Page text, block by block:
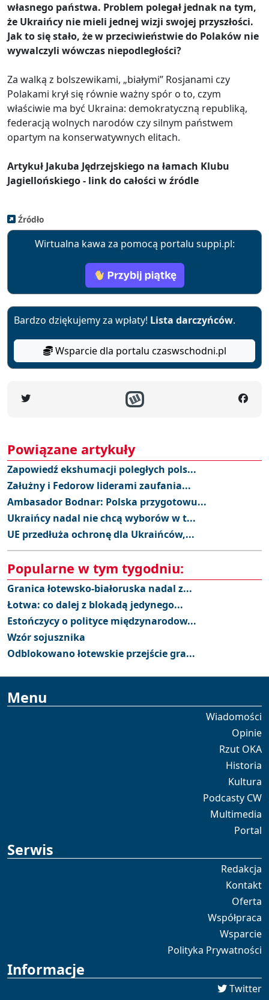
własnego państwa. Problem polegał jednak na tym,
że Ukraińcy nie mieli jednej wizji swojej przyszłości.
Jak to się stało, że w przeciwieństwie do Polaków nie
wywalczyli wówczas niepodległości?
Za walką z bolszewikami, „białymi” Rosjanami czy
Polakami krył się równie ważny spór o to, czym
właściwie ma być Ukraina: demokratyczną republiką,
federacją wolnych narodów czy silnym państwem
opartym na konserwatywnych elitach.
Artykuł Jakuba Jędrzejskiego na łamach Klubu
Jagiellońskiego - link do całości w źródle
Źródło
Wirtualna kawa za pomocą portalu suppi.pl:
Bardzo dziękujemy za wpłaty! Lista darczyńców.
Wsparcie dla portalu czaswschodni.pl
Powiązane artykuły
Zapowiedź ekshumacji poległych pols...
Załużny i Fedorow liderami zaufania...
Ambasador Bodnar: Polska przygotowu...
Ukraińcy nadal nie chcą wyborów w t...
UE przedłuża ochronę dla Ukraińców,...
Popularne w tym tygodniu:
Granica łotewsko-białoruska nadal z...
Łotwa: co dalej z blokadą jedynego...
Estończycy o polityce międzynarodow...
Wzór sojusznika
Odblokowano łotewskie przejście gra...
Menu
Wiadomości
Opinie
Rzut OKA
Historia
Kultura
Podcasty CW
Multimedia
Portal
Serwis
Redakcja
Kontakt
Oferta
Współpraca
Wsparcie
Polityka Prywatności
Informacje
Twitter